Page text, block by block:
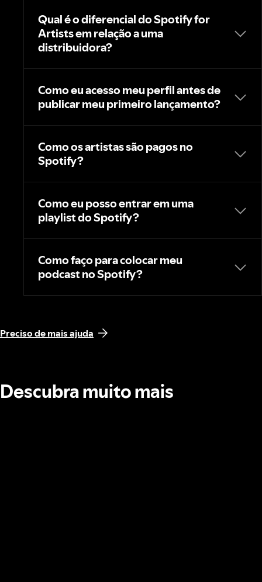
Qual é o diferencial do Spotify for
Artists em relação a uma
distribuidora?
Como eu acesso meu perfil antes de
publicar meu primeiro lançamento?
Qual perfil
você está criando?
Como os artistas são pagos no
Spotify?
Como eu posso entrar em uma
playlist do Spotify?
Como faço para colocar meu
podcast no Spotify?
Preciso de mais ajuda
Descubra muito mais